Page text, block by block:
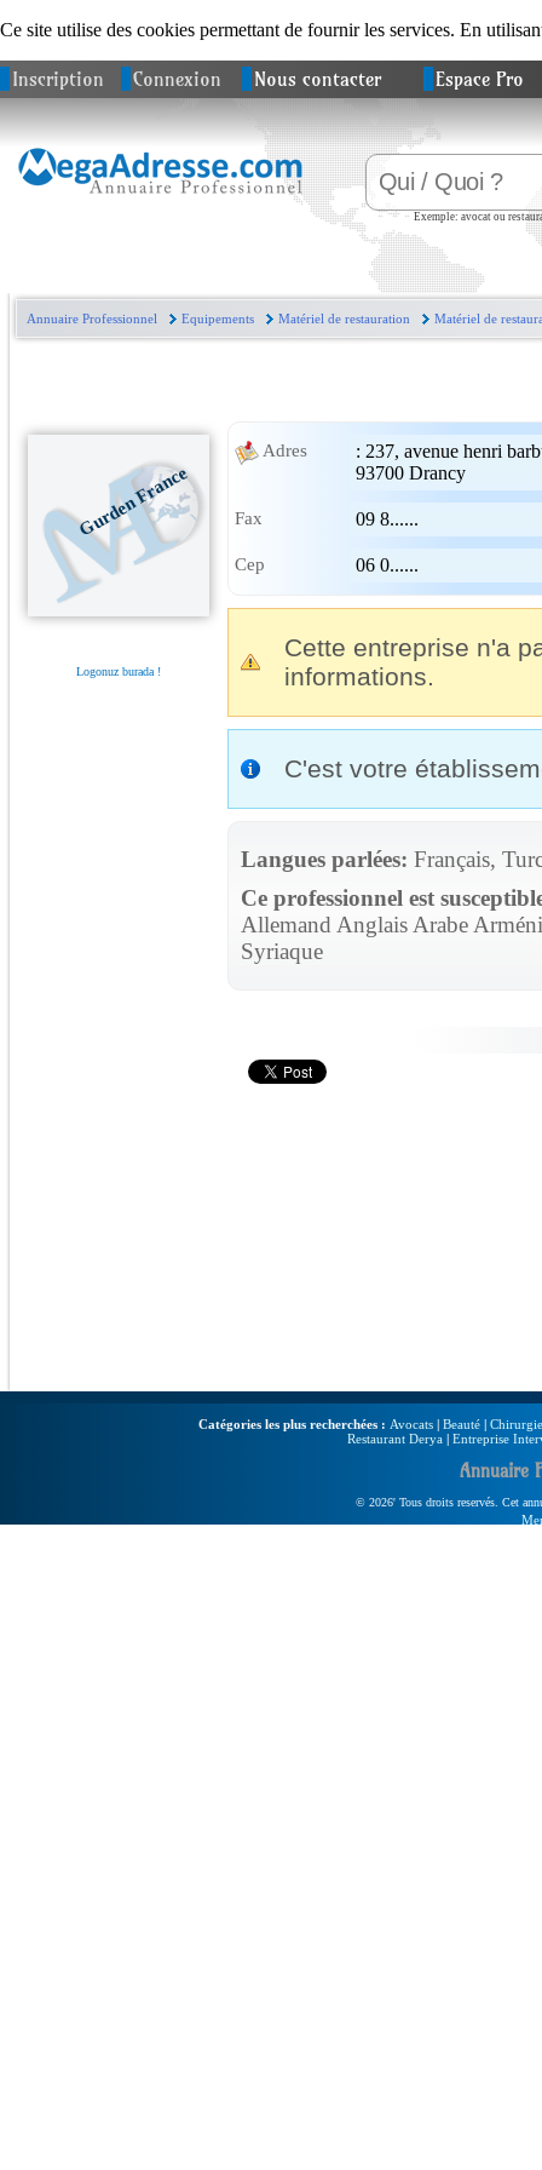
Ce site utilise des cookies permettant de fournir les services. En
Inscription Connexion Nous contacter Espace Pro
Exemple: avocat ou
Annuaire Professionnel Equipements Matériel de restauration Matériel de
Gurden France
Logonuz burada !
Adres : 237, avenue henri
93700 Drancy
Fax 09 8......
Cep 06 0......
Cette entreprise n'a
informations.
C'est votre
Langues parlées: Français,
Ce professionnel est
Allemand Anglais Arabe
Syriaque
Catégories les plus recherchées : Avocats | Beauté |
Restaurant Derya | Entreprise
Annuaire
© 2026' Tous droits reservés. Cet